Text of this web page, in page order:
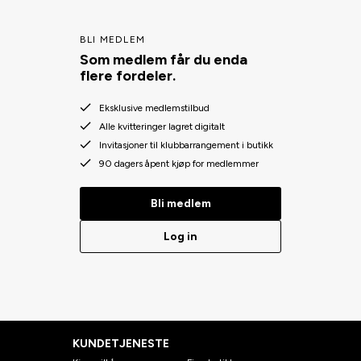
BLI MEDLEM
Som medlem får du enda
flere fordeler.
Eksklusive medlemstilbud
Alle kvitteringer lagret digitalt
Invitasjoner til klubbarrangement i butikk
90 dagers åpent kjøp for medlemmer
Bli medlem
Log in
KUNDETJENESTE